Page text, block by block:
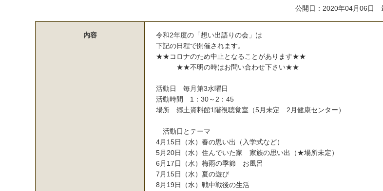
公開日：2020年04月06日
内容 令和2年度の 「想い出語りの会 」 は
下記の日程で開催されます。
★★コ ロナのため中 止 と なる こ とがあ り ます★★
★★不明の時はお問い合わせ下さ い★★
活動日 毎月第3水曜日
活動時間 1 ： 30～ 2 ： 45
場所 郷土資料館1 階視聴覚室 （5月未定 2 月健康センター）
活動日 と テーマ
4月 15日 （水） 春の思い出 （ 入学式など）
5月 20日 （水） 住んでいた家 家族の思い出 （★場所未定）
6 月 17日 （水） 梅雨の季節 お 風呂
7 月 15日 （水） 夏の遊び
8 月 19日 （水） 戦中戦後の生活